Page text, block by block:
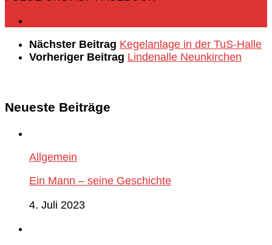
Nächster Beitrag Kegelanlage in der TuS-Halle
Vorheriger Beitrag Lindenalle Neunkirchen
Neueste Beiträge
Allgemein
Ein Mann – seine Geschichte
4. Juli 2023